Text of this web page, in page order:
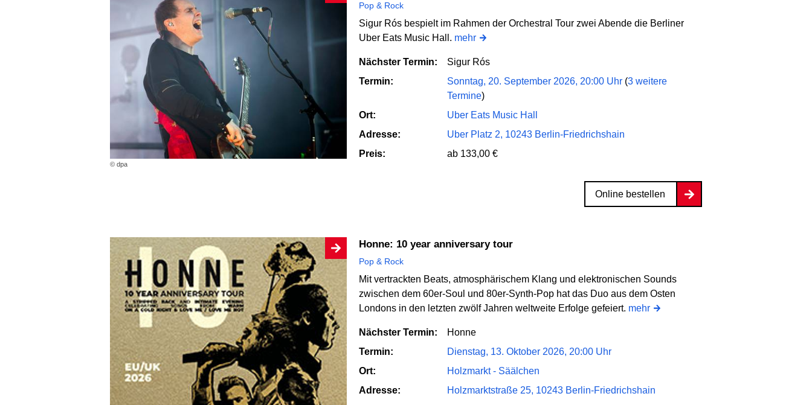
© dpa
Pop & Rock
Sigur Rós bespielt im Rahmen der Orchestral Tour zwei Abende die Berliner
Uber Eats Music Hall. mehr
Nächster Termin:
Sigur Rós
Termin:
Sonntag, 20. September 2026, 20:00 Uhr (3 weitere
Termine)
Ort:
Uber Eats Music Hall
Adresse:
Uber Platz 2, 10243 Berlin-Friedrichshain
Preis:
ab 133,00 €
Online bestellen
Honne: 10 year anniversary tour
Pop & Rock
Mit vertrackten Beats, atmosphärischem Klang und elektronischen Sounds
zwischen dem 60er-Soul und 80er-Synth-Pop hat das Duo aus dem Osten
Londons in den letzten zwölf Jahren weltweite Erfolge gefeiert. mehr
Nächster Termin:
Honne
Termin:
Dienstag, 13. Oktober 2026, 20:00 Uhr
Ort:
Holzmarkt - Säälchen
Adresse:
Holzmarktstraße 25, 10243 Berlin-Friedrichshain